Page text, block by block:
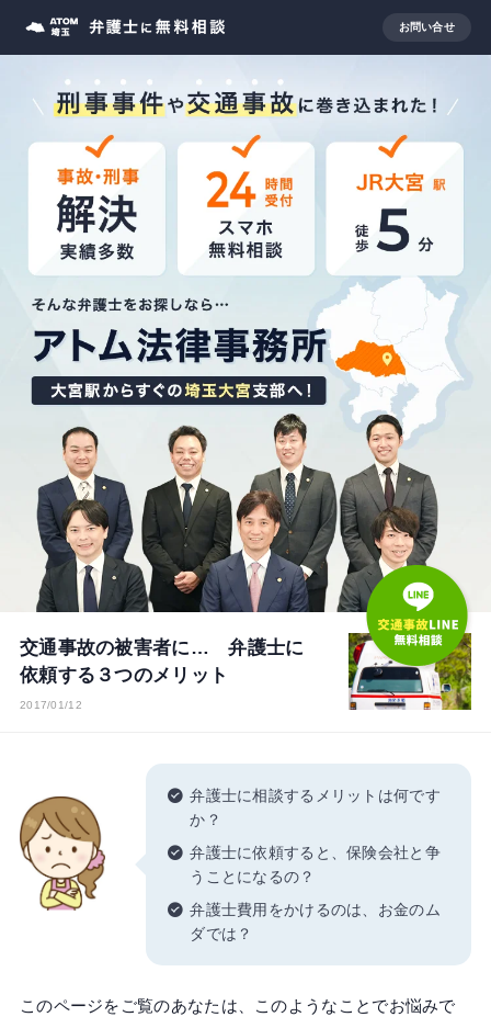
お問い合せ
交通事故の被害者に… 弁護士に
依頼する３つのメリット
2017/01/12
弁護士に相談するメリットは何です
か？
弁護士に依頼すると、保険会社と争
うことになるの？
弁護士費用をかけるのは、お金のム
ダでは？
このページをご覧のあなたは、このようなことでお悩みで